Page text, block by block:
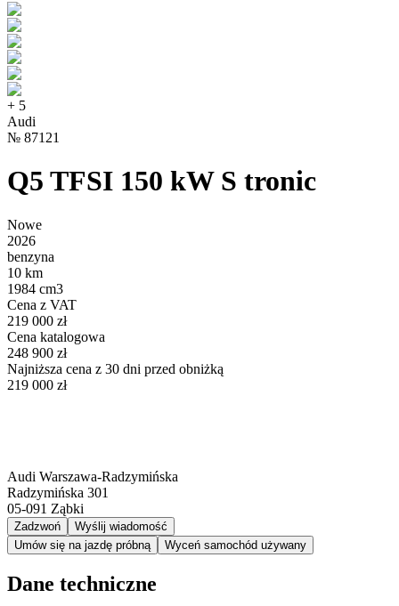
+ 5
Audi
№ 87121
Q5 TFSI 150 kW S tronic
Nowe
2026
benzyna
10 km
1984 cm3
Cena z VAT
219 000 zł
Cena katalogowa
248 900 zł
Najniższa cena z 30 dni przed obniżką
219 000 zł
Audi Warszawa-Radzymińska
Radzymińska 301
05-091 Ząbki
Zadzwoń
Wyślij wiadomość
Umów się na jazdę próbną
Wyceń samochód używany
Dane techniczne